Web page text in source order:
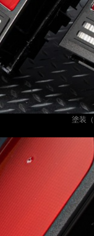
塗装